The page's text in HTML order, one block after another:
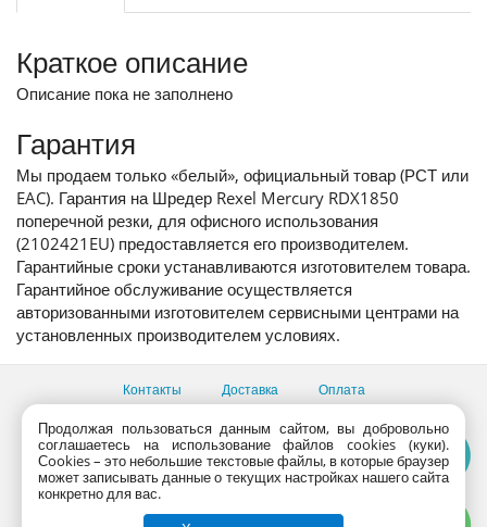
Краткое описание
Описание пока не заполнено
Гарантия
Мы продаем только «белый», официальный товар (РСТ или
EAC). Гарантия на Шредер Rexel Mercury RDX1850
поперечной резки, для офисного использования
(2102421EU) предоставляется его производителем.
Гарантийные сроки устанавливаются изготовителем товара.
Гарантийное обслуживание осуществляется
авторизованными изготовителем сервисными центрами на
установленных производителем условиях.
Контакты Доставка Оплата
Все пункты выдачи
Консультации продавцов по телефону:+7 (495) 795-09-03,
+7 (800) 775-09-03
PlanetaShop.ru © 2000 - 2017 | Все права защищены
Продолжая пользоваться данным сайтом, вы добровольно
соглашаетесь на использование файлов cookies (куки).
Сookies – это небольшие текстовые файлы, в которые браузер
может записывать данные о текущих настройках нашего сайта
конкретно для вас.